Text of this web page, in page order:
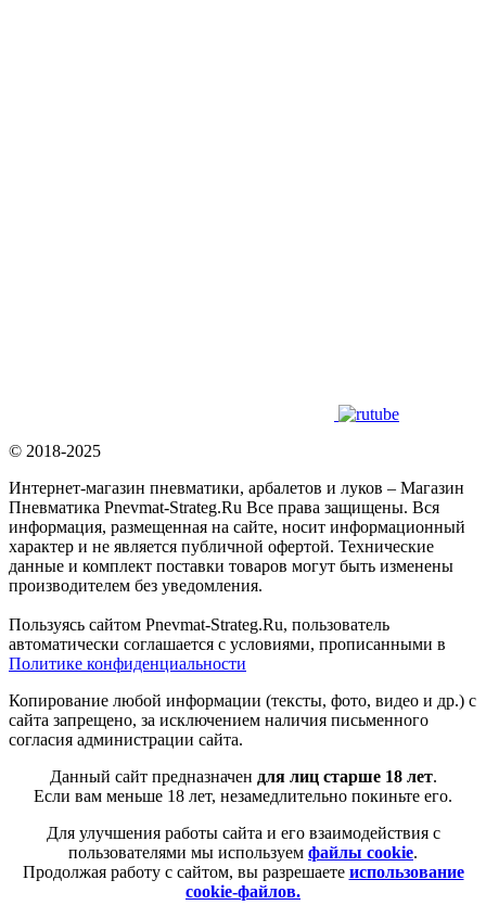
© 2018-2025
Интернет-магазин пневматики, арбалетов и луков – Магазин
Пневматика Pnevmat-Strateg.Ru Все права защищены. Вся
информация, размещенная на сайте, носит информационный
характер и не является публичной офертой. Технические
данные и комплект поставки товаров могут быть изменены
производителем без уведомления.
Пользуясь сайтом Pnevmat-Strateg.Ru, пользователь
автоматически соглашается с условиями, прописанными в
Политике конфиденциальности
Копирование любой информации (тексты, фото, видео и др.) с
сайта запрещено, за исключением наличия письменного
согласия администрации сайта.
Данный сайт предназначен для лиц старше 18 лет.
Если вам меньше 18 лет, незамедлительно покиньте его.
Для улучшения работы сайта и его взаимодействия с
пользователями мы используем файлы cookie.
Продолжая работу с сайтом, вы разрешаете использование
cookie-файлов.